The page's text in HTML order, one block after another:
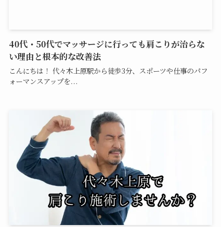
40代・50代でマッサージに行っても肩こりが治らな
い理由と根本的な改善法
こんにちは！ 代々木上原駅から徒歩3分、スポーツや仕事のパフ
ォーマンスアップを...